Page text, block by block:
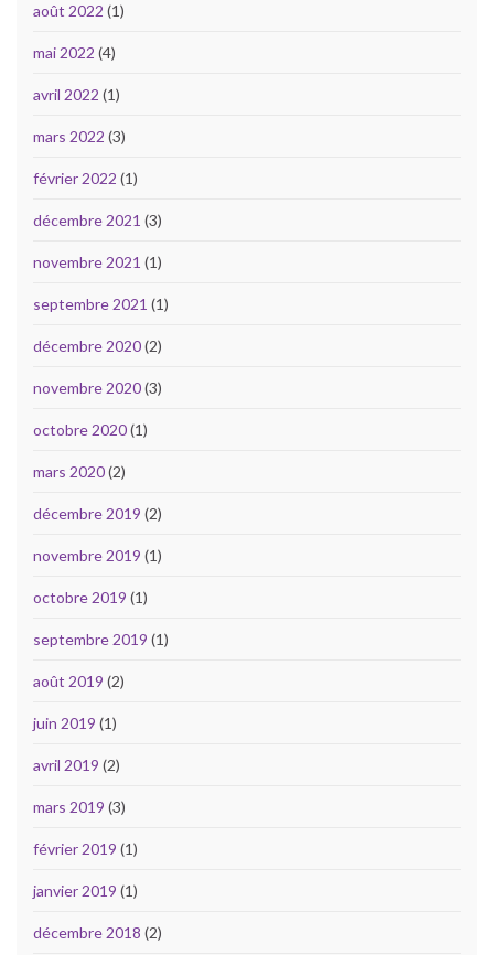
août 2022 (1)
mai 2022 (4)
avril 2022 (1)
mars 2022 (3)
février 2022 (1)
décembre 2021 (3)
novembre 2021 (1)
septembre 2021 (1)
décembre 2020(2)
novembre 2020(3)
octobre 2020(1)
mars 2020(2)
décembre 2019 (2)
novembre 2019 (1)
octobre 2019 (1)
septembre 2019 (1)
août 2019 (2)
juin 2019 (1)
avril 2019 (2)
mars 2019 (3)
février 2019 (1)
janvier 2019 (1)
décembre 2018 (2)